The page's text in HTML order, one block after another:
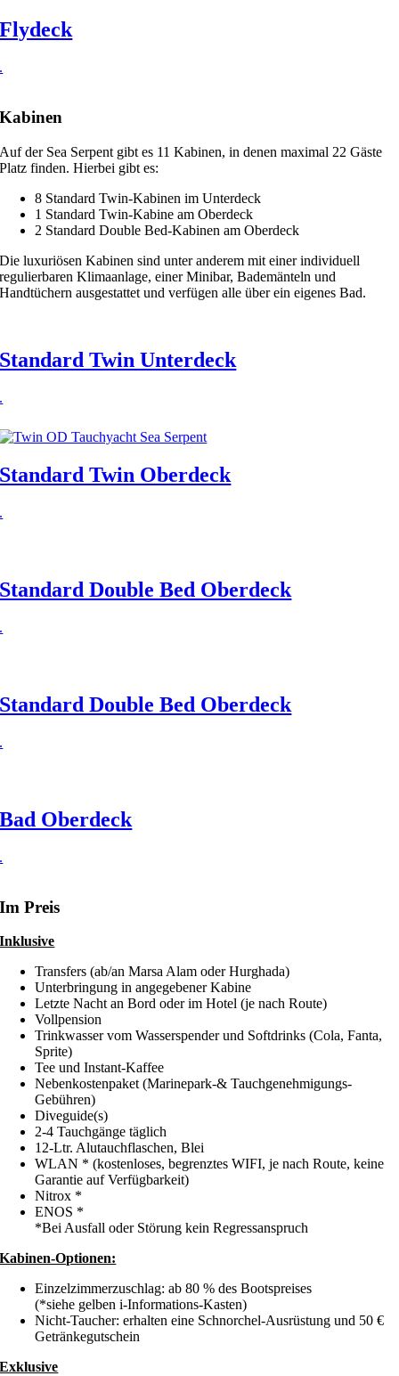
Flydeck
.
Kabinen
Auf der Sea Serpent gibt es 11 Kabinen, in denen maximal 22 Gäste
Platz finden. Hierbei gibt es:
8 Standard Twin-Kabinen im Unterdeck
1 Standard Twin-Kabine am Oberdeck
2 Standard Double Bed-Kabinen am Oberdeck
Die luxuriösen Kabinen sind unter anderem mit einer individuell
regulierbaren Klimaanlage, einer Minibar, Bademänteln und
Handtüchern ausgestattet und verfügen alle über ein eigenes Bad.
Standard Twin Unterdeck
.
Standard Twin Oberdeck
.
Standard Double Bed Oberdeck
.
Standard Double Bed Oberdeck
.
Bad Oberdeck
.
Im Preis
Inklusive
Transfers (ab/an Marsa Alam oder Hurghada)
Unterbringung in angegebener Kabine
Letzte Nacht an Bord oder im Hotel (je nach Route)
Vollpension
Trinkwasser vom Wasserspender und Softdrinks (Cola, Fanta,
Sprite)
Tee und Instant-Kaffee
Nebenkostenpaket (Marinepark-& Tauchgenehmigungs-
Gebühren)
Diveguide(s)
2-4 Tauchgänge täglich
12-Ltr. Alutauchflaschen, Blei
WLAN * (kostenloses, begrenztes WIFI, je nach Route, keine
Garantie auf Verfügbarkeit)
Nitrox *
ENOS *
*Bei Ausfall oder Störung kein Regressanspruch
Kabinen-Optionen:
Einzelzimmerzuschlag: ab 80 % des Bootspreises
(*siehe gelben i-Informations-Kasten)
Nicht-Taucher: erhalten eine Schnorchel-Ausrüstung und 50 €
Getränkegutschein
Exklusive